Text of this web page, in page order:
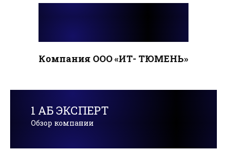
Компания ООО «ИТ- ТЮМЕНЬ»
1 АБ ЭКСПЕРТ
Обзор компании